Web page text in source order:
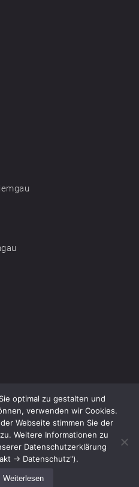
. All rights reserved.
optimal zu gestalten und
verwenden wir Cookies.
Webseite stimmen Sie der
Weitere Informationen zu
Datenschutzerklärung
-> Datenschutz").
Weiterlesen